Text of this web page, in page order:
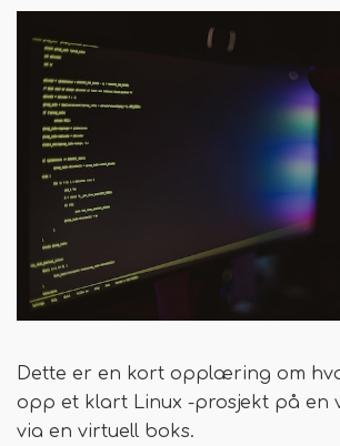
Dette er en kort opplæring om
opp et klart Linux -prosjekt på en
via en virtuell boks.